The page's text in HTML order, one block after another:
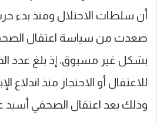
أن سلطات الاحتلال ومنذ بدء
صعدت من سياسة اعتقال
بشكل غير مسبوق، إذ بلغ عدد
وذلك بعد اعتقال الصحفي أسيد